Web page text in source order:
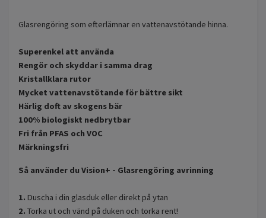
Glasrengöring som efterlämnar en vattenavstötande hinna.
Superenkel att använda
Rengör och skyddar i samma drag
Kristallklara rutor
Mycket vattenavstötande för bättre sikt
Härlig doft av skogens bär
100% biologiskt nedbrytbar
Fri från PFAS och VOC
Märkningsfri
Så använder du Vision+ - Glasrengöring avrinning
1. Duscha i din glasduk eller direkt på ytan
2. Torka ut och vänd på duken och torka rent!